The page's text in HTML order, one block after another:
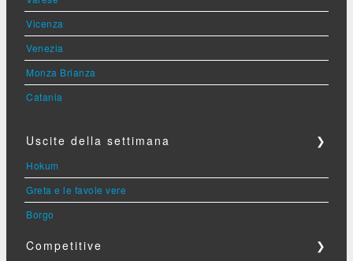
Vicenza
Venezia
Monza Brianza
Catania
Uscite della settimana ❯
Hokum
Greta e le favole vere
Borgo
Competitive ❯